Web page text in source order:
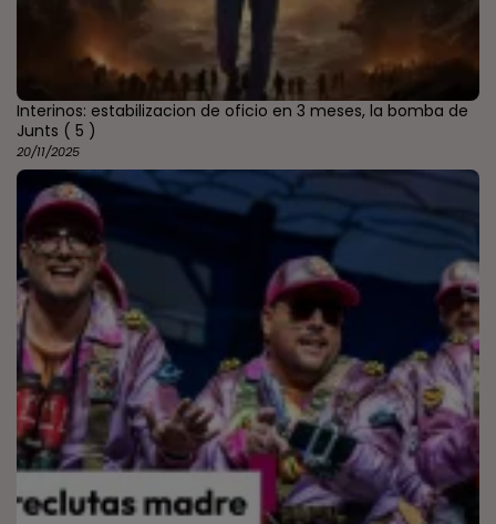
Interinos: estabilizacion de oficio en 3 meses, la bomba de
Junts ( 5 )
20/11/2025